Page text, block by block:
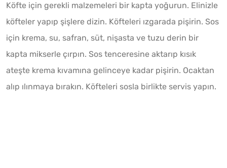
Köfte için gerekli malzemeleri bir kapta yoğurun. Elinizle
köfteler yapıp şişlere dizin. Köfteleri ızgarada pişirin. Sos
için krema, su, safran, süt, nişasta ve tuzu derin bir
kapta mikserle çırpın. Sos tenceresine aktarıp kısık
ateşte krema kıvamına gelinceye kadar pişirin. Ocaktan
alıp ılınmaya bırakın. Köfteleri sosla birlikte servis yapın.